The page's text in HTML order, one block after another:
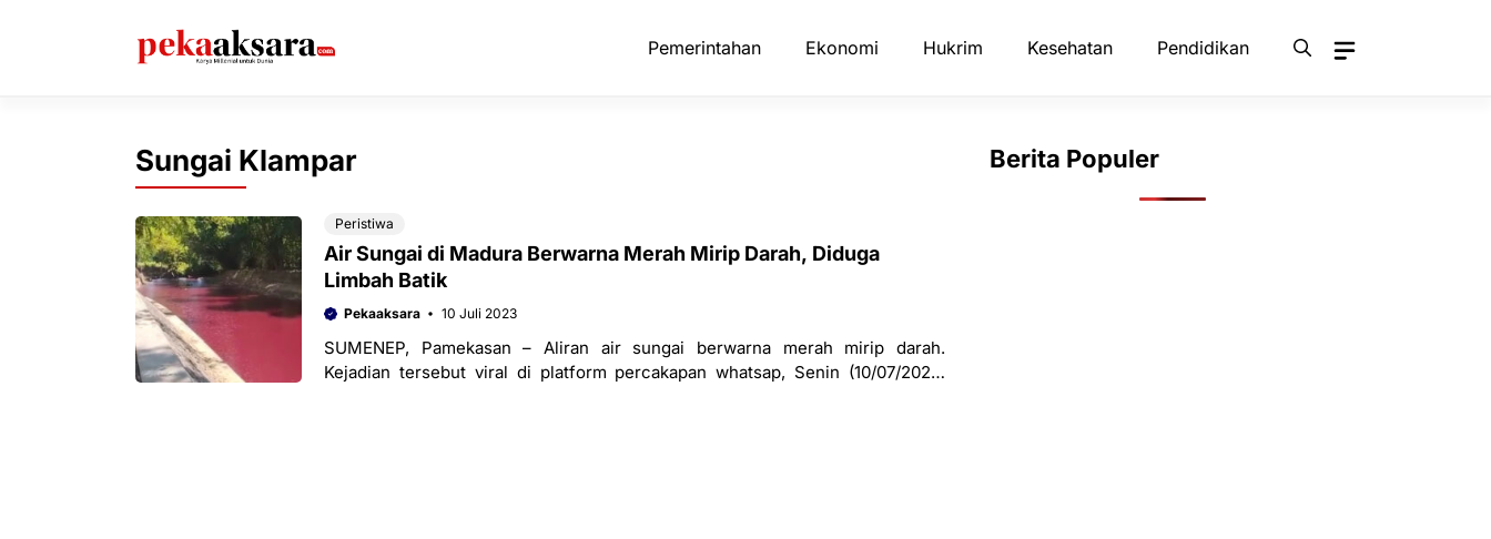
Pemerintahan Ekonomi Hukrim Kesehatan Pendidikan
Sungai Klampar
Peristiwa
Air Sungai di Madura Berwarna Merah Mirip Darah, Diduga
Limbah Batik
Pekaaksara 10 Juli 2023
SUMENEP, Pamekasan – Aliran air sungai berwarna merah mirip darah.
Kejadian tersebut viral di platform percakapan whatsap, Senin (10/07/2023.
Berita Populer